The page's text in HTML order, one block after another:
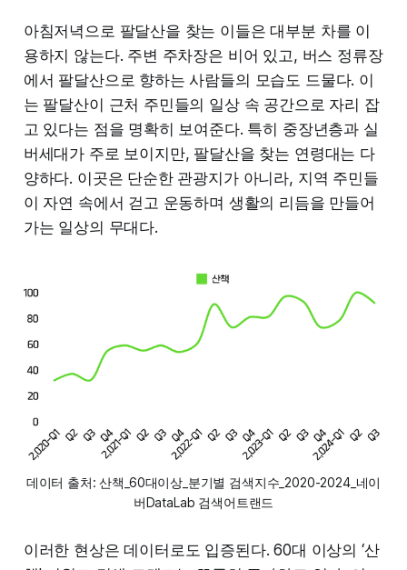
아침저녁으로 팔달산을 찾는 이들은 대부분 차를 이
용하지 않는다. 주변 주차장은 비어 있고, 버스 정류장
에서 팔달산으로 향하는 사람들의 모습도 드물다. 이
는 팔달산이 근처 주민들의 일상 속 공간으로 자리 잡
고 있다는 점을 명확히 보여준다. 특히 중장년층과 실
버세대가 주로 보이지만, 팔달산을 찾는 연령대는 다
양하다. 이곳은 단순한 관광지가 아니라, 지역 주민들
이 자연 속에서 걷고 운동하며 생활의 리듬을 만들어
가는 일상의 무대다.
데이터 출처: 산책_60대이상_분기별 검색지수_2020-2024_네이
버DataLab 검색어트랜드
이러한 현상은 데이터로도 입증된다. 60대 이상의 ‘산